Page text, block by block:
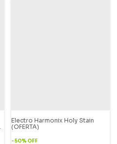
Electro Harmonix Holy Stain
(OFERTA)
-50% OFF